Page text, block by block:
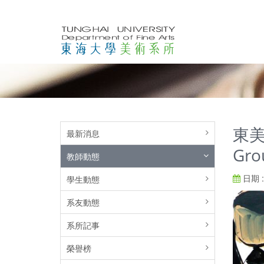
最新消息
教師動態
學生動態
系友動態
系所記事
榮譽榜
東
日期